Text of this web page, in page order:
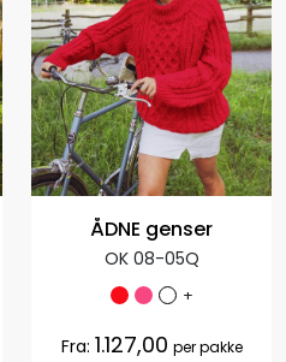
ÅDNE genser
OK 08-05Q
+
Fra: 1.127,00 per pakke